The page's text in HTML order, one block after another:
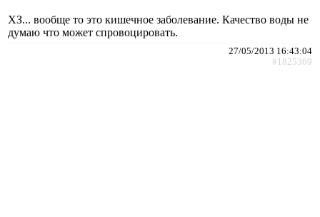
ХЗ... вообще то это кишечное заболевание. Качество воды не
думаю что может спровоцировать.
27/05/2013 16:43:04
#1825369